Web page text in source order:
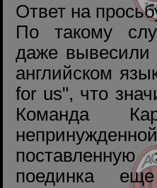
Ответ на
По такому
даже вывесили
английском
for us", что
Команда
поединка